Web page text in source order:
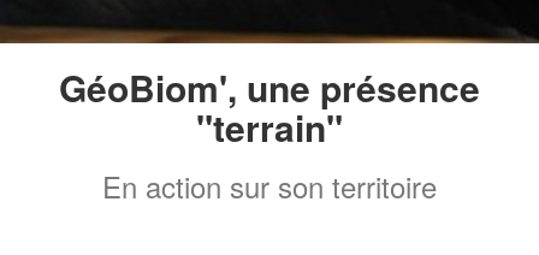
GéoBiom', une présence
"terrain"
En action sur son territoire